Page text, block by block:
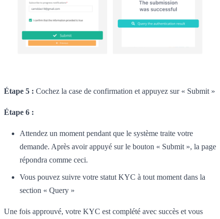
Étape 5 : Cochez la case de confirmation et appuyez sur « Submit »
Étape 6 :
Attendez un moment pendant que le système traite votre
demande. Après avoir appuyé sur le bouton « Submit », la page
répondra comme ceci.
Vous pouvez suivre votre statut KYC à tout moment dans la
section « Query »
Une fois approuvé, votre KYC est complété avec succès et vous